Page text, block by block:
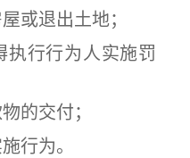
退出土地；
行行为人实施罚
的交付；
行为。